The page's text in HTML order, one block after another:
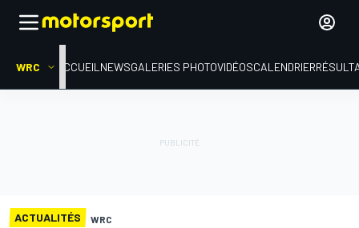
WRC ACCUEIL NEWSGALERIES PHOTOVIDÉOSCALENDRIER
ACTUALITÉS WRC